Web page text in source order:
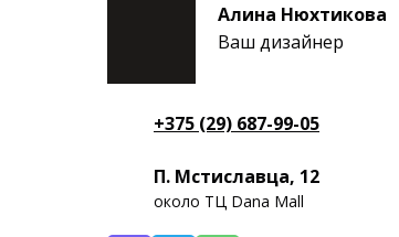
Алина Нюхтикова
Ваш дизайнер
+375 (29) 687-99-05
П. Мстиславца, 12
около ТЦ Dana Mall